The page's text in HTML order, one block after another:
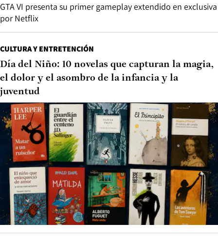
GTA VI presenta su primer gameplay extendido en exclusiva
por Netflix
CULTURA Y ENTRETENCIÓN
Día del Niño: 10 novelas que capturan la magia,
el dolor y el asombro de la infancia y la
juventud